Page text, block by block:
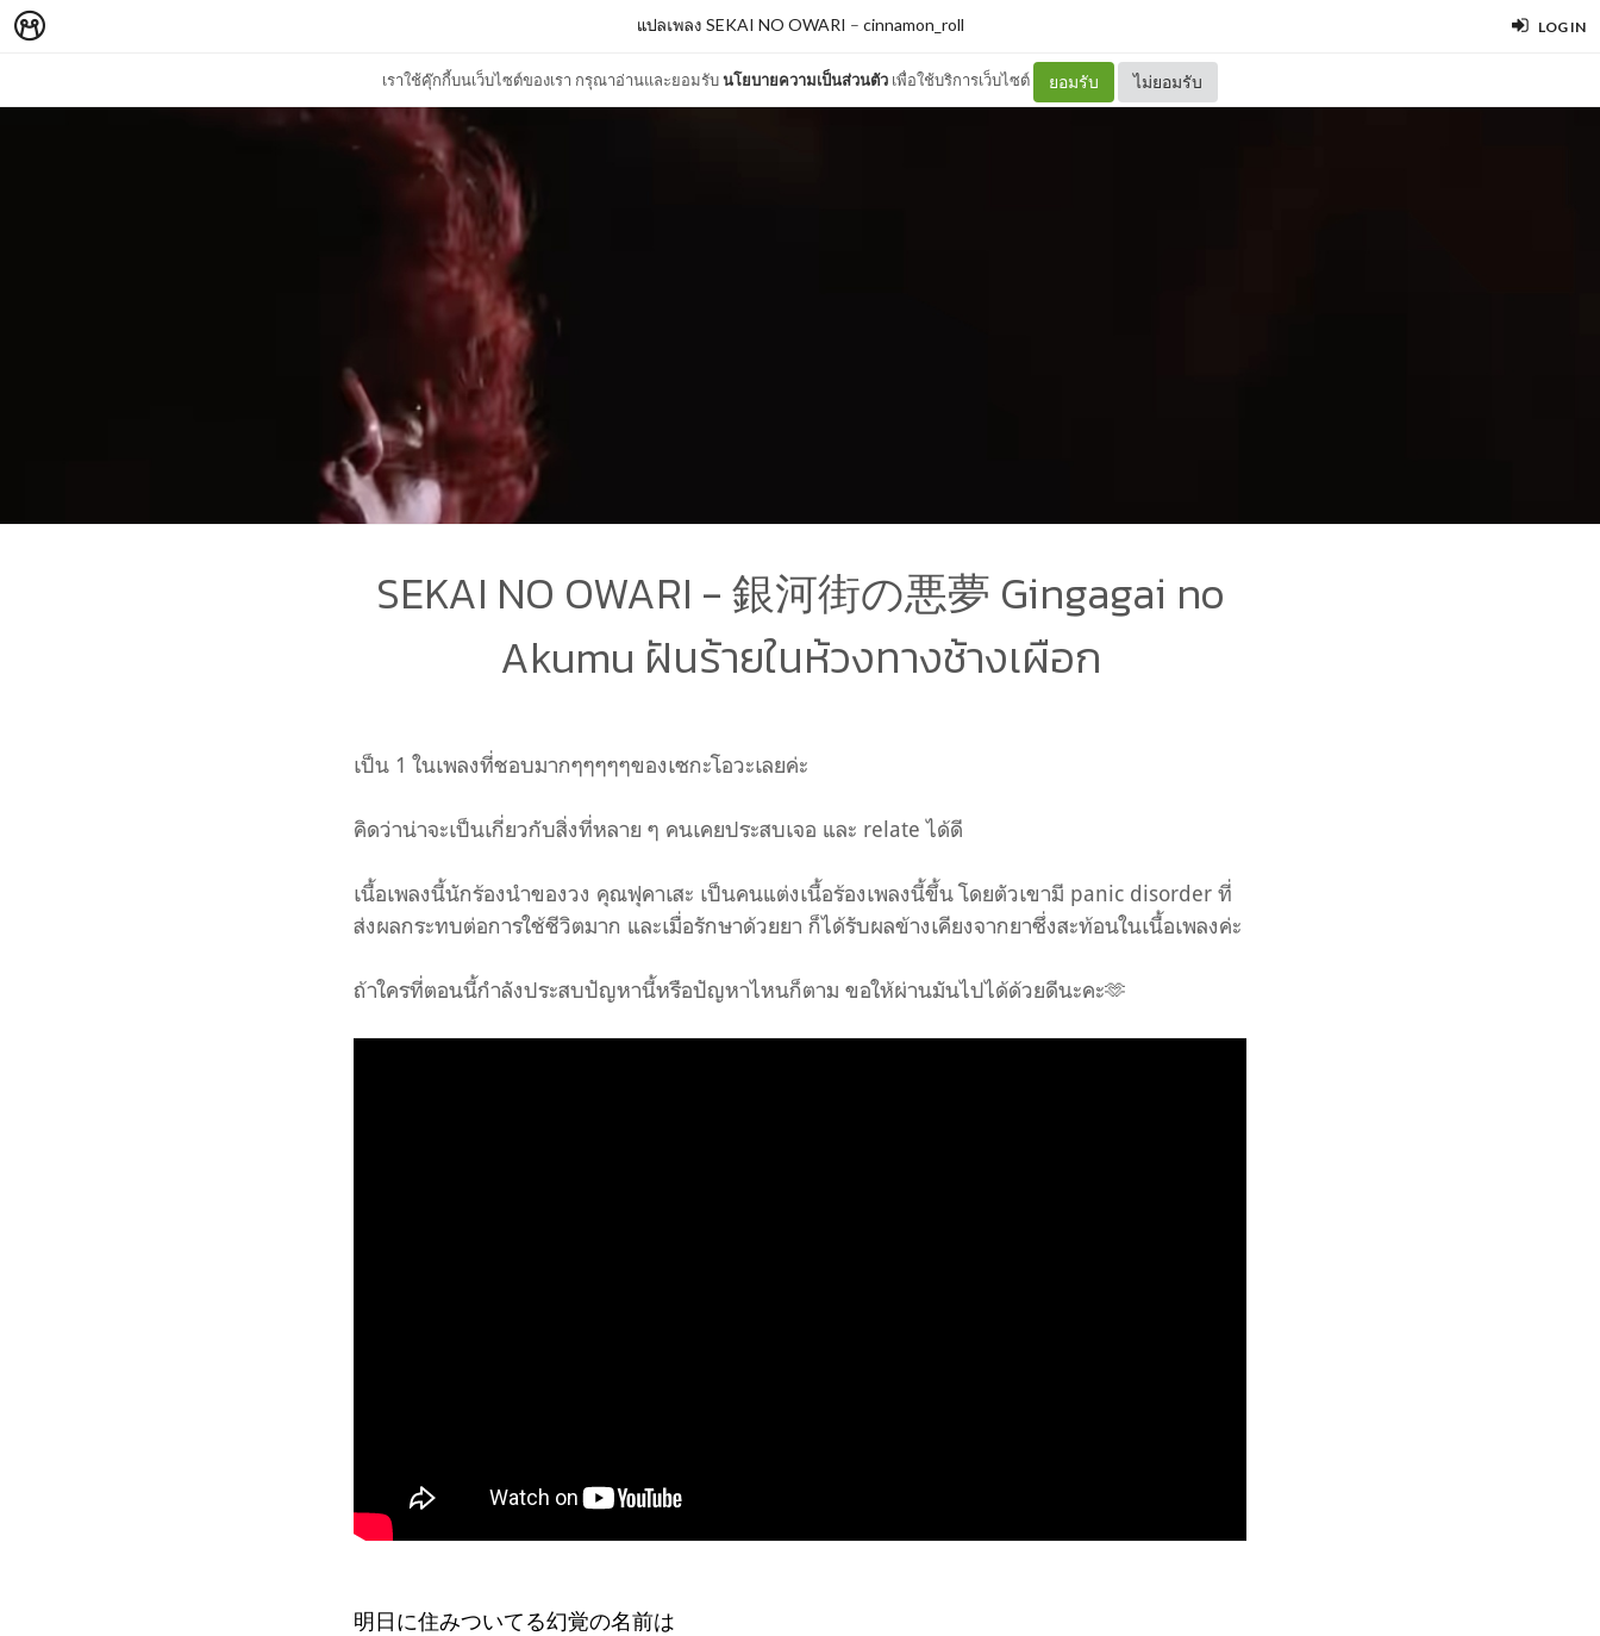
LOG IN
เราใช้คุ๊กกี้บนเว็บไซต์ของเรา กรุณาอ่านและยอมรับนโยบายความเป็นส่วนตัว เพื่อใช้บริการเว็บไซต์ ยอมรับ ไม่ยอมรับ
แปลเพลง SEKAI NO OWARI – cinnamon_roll
SEKAI NO OWARI - 銀河街の悪夢 Gingagai no
Akumu ฝันร้ายในห้วงทางช้างเผือก
เป็น 1 ในเพลงที่ชอบมากๆๆๆๆๆของเซกะโอวะเลยค่ะ
คิดว่าน่าจะเป็นเกี่ยวกับสิ่งที่หลาย ๆ คนเคยประสบเจอ และ relate ได้ดี
เนื้อเพลงนี้นักร้องนำของวง คุณฟุคาเสะ เป็นคนแต่งเนื้อร้องเพลงนี้ขึ้น โดยตัวเขามี panic disorder ที่
ส่งผลกระทบต่อการใช้ชีวิตมาก และเมื่อรักษาด้วยยา ก็ได้รับผลข้างเคียงจากยาซึ่งสะท้อนในเนื้อเพลงค่ะ
ถ้าใครที่ตอนนี้กำลังประสบปัญหานี้หรือปัญหาไหนก็ตาม ขอให้ผ่านมันไปได้ด้วยดีนะคะ🫶
明日に住みついてる幻覚の名前は